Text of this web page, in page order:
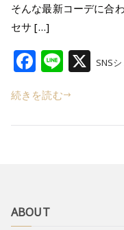
そんな最新コーデに合
セサ […]
F
a
c
e
k
Li
e
X
SNS
続きを読む
ABOUT